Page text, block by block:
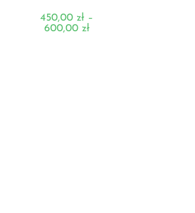
450,00zł –
600,00 zł